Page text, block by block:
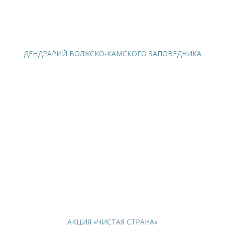
ДЕНДРАРИЙ ВОЛЖСКО-КАМСКОГО ЗАПОВЕДНИКА
АКЦИЯ «ЧИСТАЯ СТРАНА»